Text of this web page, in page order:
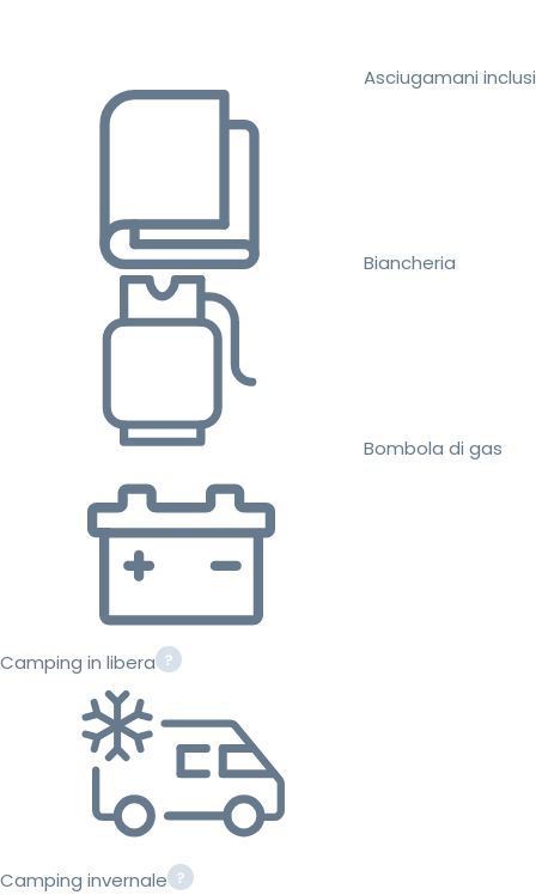
Asciugamani inclusi
Biancheria
Bombola di gas
Camping in libera
Camping invernale